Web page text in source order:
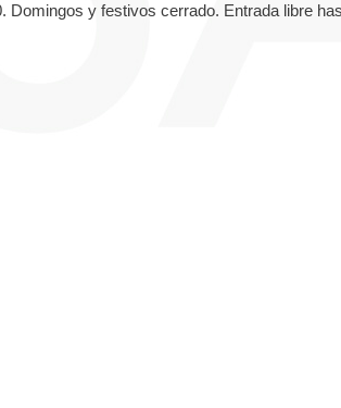
Domingos y festivos cerrado. Entrada libre